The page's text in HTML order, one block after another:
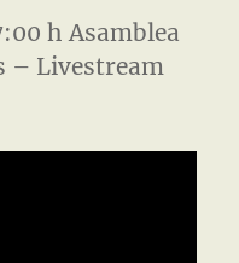
h Asamblea
– Livestream